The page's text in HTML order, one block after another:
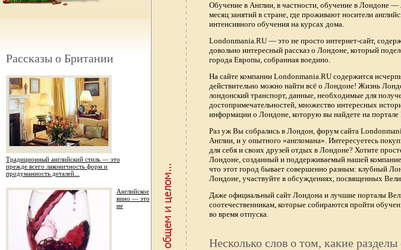
Рассказы о Британии
Традиционный английский стиль — это
прежде всего лаконичность форм и
продуманность деталей...
Английское
вино — это
не
Обучение в Англии, в частности, обучение в Лондоне
месяц занятий в стране, где проживают носители
интенсивного обучения на курсах дома.
Londonmania.RU — это не просто интернет-сайт,
довольно интересный рассказ о Лондоне, который
города Европы, собранная воедино.
На сайте компании Londonmania.RU содержится
действительно можно найти всё о Лондоне! Жизнь
лондонский транспорт, данные, необходимые для
достопримечательностей, множество интересных
информации о Лондоне, которую вы найдете на
Раз уж Вы собрались в Лондон, форум сайта
Англии, и у опытного «англомана». Интересуетесь
для себя и своих друзей отдых в Лондоне? Хотите
Лондоне, созданный и поддерживаемый нашей
что этот город бывает совершенно разным: клубный
Лондоне, участвуйте в обсуждениях, посвященных
Даже официальный сайт Лондона и лучшие порталы
соотечественникам, которые собираются пройти
во время отпуска.
Несколько слов о том, какие разделы